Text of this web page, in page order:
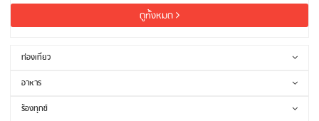
ดูทั้งหมด
ท่องเที่ยว
อาหาร
ร้องทุกข์